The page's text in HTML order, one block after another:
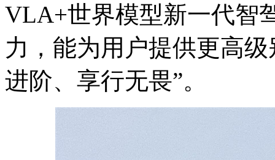
VLA+世界模型新一代智
力，能为用户提供更高
进阶、享行无畏”。